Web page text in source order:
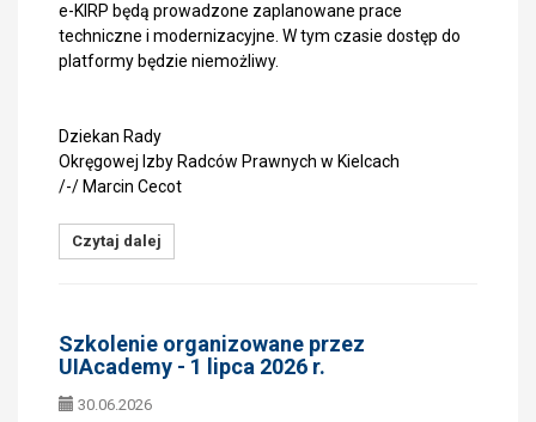
e-KIRP będą prowadzone zaplanowane prace
techniczne i modernizacyjne. W tym czasie dostęp do
platformy będzie niemożliwy.
Dziekan Rady
Okręgowej Izby Radców Prawnych w Kielcach
/-/ Marcin Cecot
Czytaj dalej
Szkolenie organizowane przez
UIAcademy - 1 lipca 2026 r.
30.06.2026